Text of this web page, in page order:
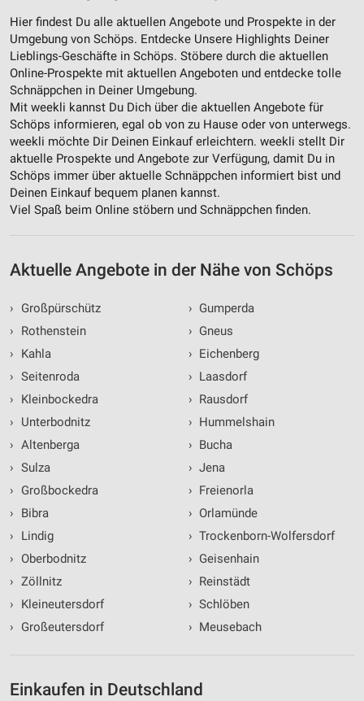
Hier findest Du alle aktuellen Angebote und Prospekte in der
Umgebung von Schöps. Entdecke Unsere Highlights Deiner
Lieblings-Geschäfte in Schöps. Stöbere durch die aktuellen
Online-Prospekte mit aktuellen Angeboten und entdecke tolle
Schnäppchen in Deiner Umgebung.
Mit weekli kannst Du Dich über die aktuellen Angebote für
Schöps informieren, egal ob von zu Hause oder von unterwegs.
weekli möchte Dir Deinen Einkauf erleichtern. weekli stellt Dir
aktuelle Prospekte und Angebote zur Verfügung, damit Du in
Schöps immer über aktuelle Schnäppchen informiert bist und
Deinen Einkauf bequem planen kannst.
Viel Spaß beim Online stöbern und Schnäppchen finden.
Aktuelle Angebote in der Nähe von Schöps
›
Großpürschütz
›
Rothenstein
›
Kahla
› Seitenroda
›
Kleinbockedra
›
Unterbodnitz
› Altenberga
› Sulza
›
Großbockedra
›
Bibra
›
Lindig
›
Oberbodnitz
› Zöllnitz
›
Kleineutersdorf
›
Großeutersdorf
› Gumperda
› Gneus
› Eichenberg
› Laasdorf
› Rausdorf
› Hummelshain
› Bucha
› Jena
› Freienorla
› Orlamünde
› Trockenborn-Wolfersdorf
› Geisenhain
› Reinstädt
› Schlöben
› Meusebach
Einkaufen in Deutschland
Funktional
Werbung